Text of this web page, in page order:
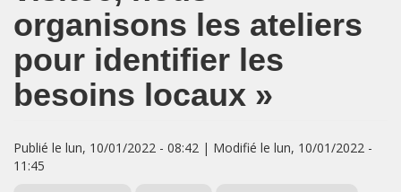
organisons les ateliers
pour identifier les
besoins locaux »
Publié le lun, 10/01/2022 - 08:42 | Modifié le lun, 10/01/2022 -
11:45